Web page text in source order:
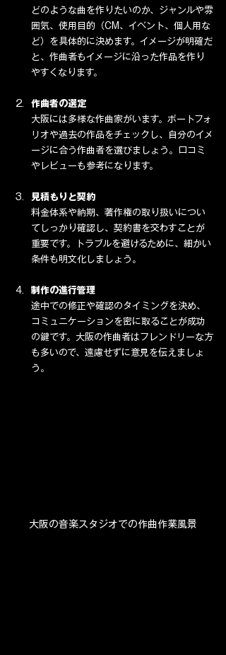
どのような曲を作りたいのか、ジャンルや雰
囲気、使用目的（CM、イベント、個人用な
ど）を具体的に決めます。イメージが明確だ
と、作曲者もイメージに沿った作品を作り
やすくなります。
作曲者の選定
大阪には多様な作曲家がいます。ポートフォ
リオや過去の作品をチェックし、自分のイメ
ージに合う作曲者を選びましょう。口コミ
やレビューも参考になります。
見積もりと契約
料金体系や納期、著作権の取り扱いについ
てしっかり確認し、契約書を交わすことが
重要です。トラブルを避けるために、細かい
条件も明文化しましょう。
制作の進行管理
途中での修正や確認のタイミングを決め、
コミュニケーションを密に取ることが成功
の鍵です。大阪の作曲者はフレンドリーな方
も多いので、遠慮せずに意見を伝えましょ
う。
大阪の音楽スタジオでの作曲作業風景